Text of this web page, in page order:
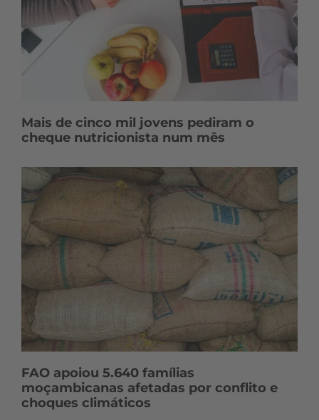
Mais de cinco mil jovens pediram o
cheque nutricionista num mês
FAO apoiou 5.640 famílias
moçambicanas afetadas por conflito e
choques climáticos